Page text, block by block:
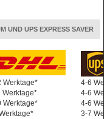
UND UPS EXPRESS SAVER
Werktage*
4-6
Werktage*
4-6
Werktage*
4-6
3-7